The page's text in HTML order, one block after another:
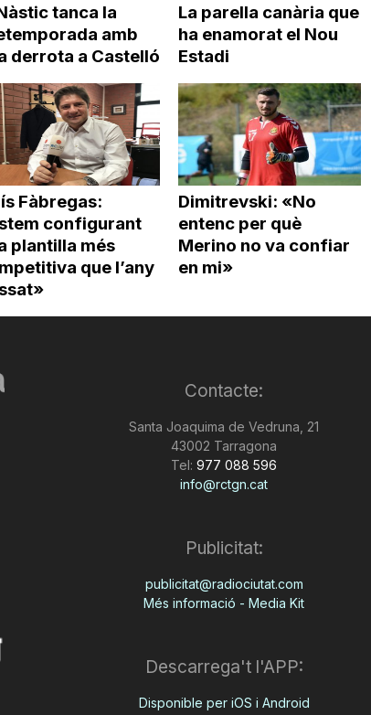
tanca la
amb
derrota a Castelló
La parella canària que
ha enamorat el Nou
Estadi
Fàbregas:
configurant
plantilla més
que l’any
Dimitrevski: «No
entenc per què
Merino no va confiar
en mi»
Contacte:
Santa Joaquima de Vedruna, 21
43002 Tarragona
Tel: 977 088 596
info@rctgn.cat
Publicitat:
publicitat@radiociutat.com
Més informació - Media Kit
Descarrega't l'APP:
Disponible per iOS i Android